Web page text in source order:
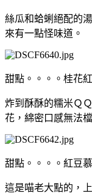
絲瓜和蛤蜊絕配的
來有一點怪味道。
甜點。。。。桂花
炸到酥酥的糯米Ｑ
花，綿密口感無法檔
甜點。。。。紅豆
這是喵老大點的，